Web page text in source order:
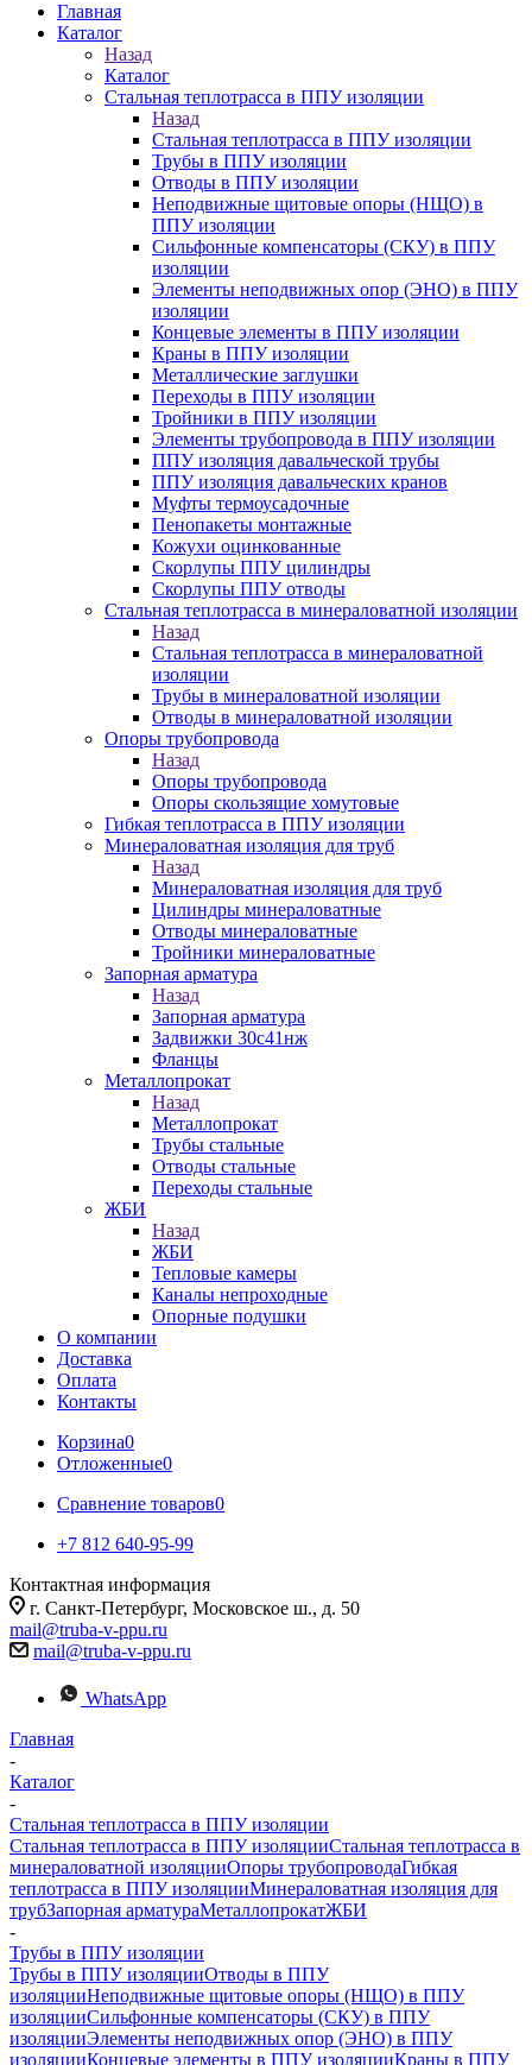
Главная
Каталог
Назад
Каталог
Стальная теплотрасса в ППУ изоляции
Назад
Стальная теплотрасса в ППУ изоляции
Трубы в ППУ изоляции
Отводы в ППУ изоляции
Неподвижные щитовые опоры (НЩО) в
ППУ изоляции
Cильфонные компенсаторы (СКУ) в ППУ
изоляции
Элементы неподвижных опор (ЭНО) в ППУ
изоляции
Концевые элементы в ППУ изоляции
Краны в ППУ изоляции
Металлические заглушки
Переходы в ППУ изоляции
Тройники в ППУ изоляции
Элементы трубопровода в ППУ изоляции
ППУ изоляция давальческой трубы
ППУ изоляция давальческих кранов
Муфты термоусадочные
Пенопакеты монтажные
Кожухи оцинкованные
Скорлупы ППУ цилиндры
Скорлупы ППУ отводы
Стальная теплотрасса в минераловатной изоляции
Назад
Стальная теплотрасса в минераловатной
изоляции
Трубы в минераловатной изоляции
Отводы в минераловатной изоляции
Опоры трубопровода
Назад
Опоры трубопровода
Опоры скользящие хомутовые
Гибкая теплотрасса в ППУ изоляции
Минераловатная изоляция для труб
Назад
Минераловатная изоляция для труб
Цилиндры минераловатные
Отводы минераловатные
Тройники минераловатные
Запорная арматура
Назад
Запорная арматура
Задвижки 30с41нж
Фланцы
Металлопрокат
Назад
Металлопрокат
Трубы стальные
Отводы стальные
Переходы стальные
ЖБИ
Назад
ЖБИ
Тепловые камеры
Каналы непроходные
Опорные подушки
О компании
Доставка
Оплата
Контакты
Корзина0
Отложенные0
Сравнение товаров0
+7 812 640-95-99
Контактная информация
г. Санкт-Петербург, Московское ш., д. 50
mail@truba-v-ppu.ru
mail@truba-v-ppu.ru
WhatsApp
Главная
-
Каталог
-
Стальная теплотрасса в ППУ изоляции
Стальная теплотрасса в ППУ изоляцииСтальная теплотрасса в
минераловатной изоляцииОпоры трубопроводаГибкая
теплотрасса в ППУ изоляцииМинераловатная изоляция для
трубЗапорная арматураМеталлопрокатЖБИ
-
Трубы в ППУ изоляции
Трубы в ППУ изоляцииОтводы в ППУ
изоляцииНеподвижные щитовые опоры (НЩО) в ППУ
изоляцииCильфонные компенсаторы (СКУ) в ППУ
изоляцииЭлементы неподвижных опор (ЭНО) в ППУ
изоляцииКонцевые элементы в ППУ изоляцииКраны в ППУ